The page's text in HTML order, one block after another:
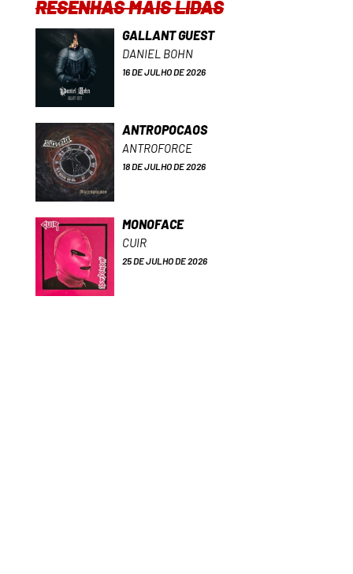
RESENHAS MAIS LIDAS
GALLANT GUEST
DANIEL BOHN
16 DE JULHO DE 2026
ANTROPOCAOS
ANTROFORCE
18 DE JULHO DE 2026
MONOFACE
CUIR
25 DE JULHO DE 2026